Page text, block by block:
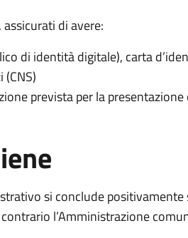
di avere:
di identità digitale), carta
prevista per la presentazione
si conclude positivamente
l’Amministrazione